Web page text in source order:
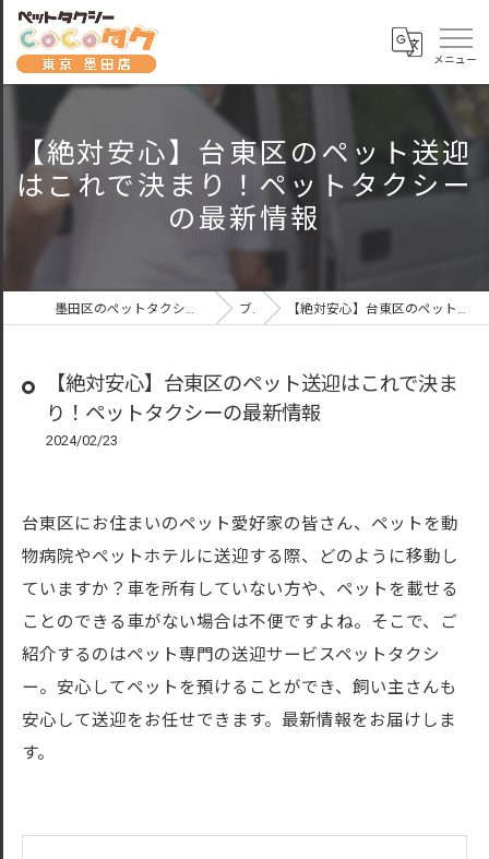
【絶対安心】台東区のペット送迎
はこれで決まり！ペットタクシー
の最新情報
墨田区のペットタクシーならペットタクシーCoCoタク東京墨田店 ブログ 【絶対安心】台東区のペット送迎はこれで決まり！ペットタクシーの最新情報
【絶対安心】台東区のペット送迎はこれで決ま
り！ペットタクシーの最新情報
2024/02/23
台東区にお住まいのペット愛好家の皆さん、ペットを動
物病院やペットホテルに送迎する際、どのように移動し
ていますか？車を所有していない方や、ペットを載せる
ことのできる車がない場合は不便ですよね。そこで、ご
紹介するのはペット専門の送迎サービスペットタクシ
ー。安心してペットを預けることができ、飼い主さんも
安心して送迎をお任せできます。最新情報をお届けしま
す。